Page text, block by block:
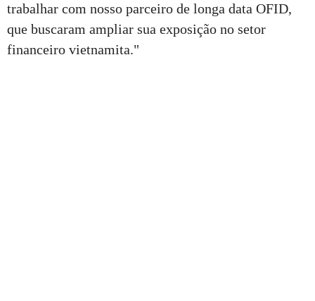
trabalhar com nosso parceiro de longa data OFID,
que buscaram ampliar sua exposição no setor
financeiro vietnamita."